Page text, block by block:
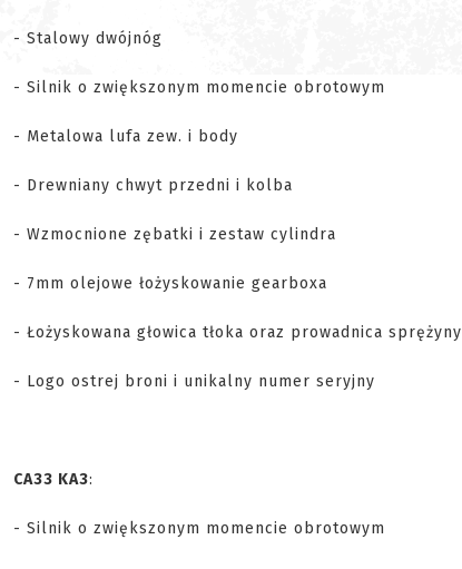
- Stalowy dwójnóg
- Silnik o zwiększonym momencie obrotowym
- Metalowa lufa zew. i body
- Drewniany chwyt przedni i kolba
- Wzmocnione zębatki i zestaw cylindra
- 7mm olejowe łożyskowanie gearboxa
- Łożyskowana głowica tłoka oraz prowadnica sprężyny
- Logo ostrej broni i unikalny numer seryjny
CA33 KA3:
- Silnik o zwiększonym momencie obrotowym